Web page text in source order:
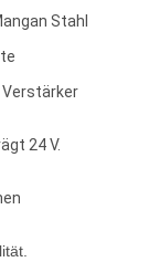
Stahl
Verstärker
24 V.